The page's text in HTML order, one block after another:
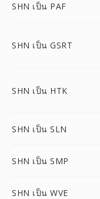
SHN เป็น PAF
SHN เป็น GSRT
SHN เป็น HTK
SHN เป็น SLN
SHN เป็น SMP
SHN เป็น WVE